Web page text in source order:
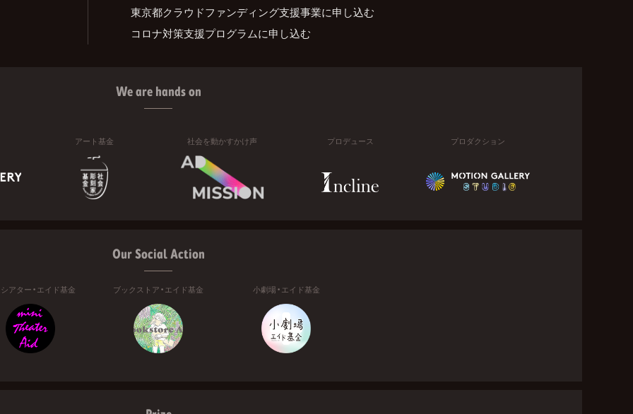
東京都クラウドファンディング支援事業に申し込む
コロナ対策支援プログラムに申し込む
We are hands on
アート基金 社会を動かすかけ声 プロデュース プロダクション
Our Social Action
アター・エイド基金 ブックストア・エイド基金 小劇場・エイド基金